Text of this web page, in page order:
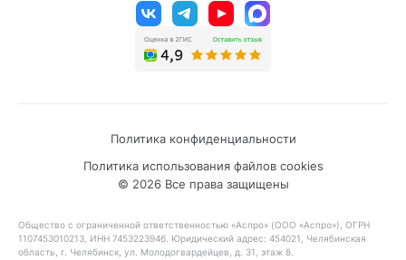
© 2026 Все права защищены
Политика конфиденциальности
Политика использования файлов cookies
Общество с ограниченной ответственностью «Аспро» (ООО «Аспро»), ОГРН
1107453010213, ИНН 7453223946. Юридический адрес: 454021, Челябинская
область, г. Челябинск, ул. Молодогвардейцев, д. 31, этаж 8.